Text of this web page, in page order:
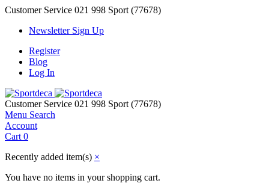
Customer Service 021 998 Sport (77678)
Newsletter Sign Up
Register
Blog
Log In
Customer Service 021 998 Sport (77678)
Menu Search
Account
Cart 0
Recently added item(s) ×
You have no items in your shopping cart.